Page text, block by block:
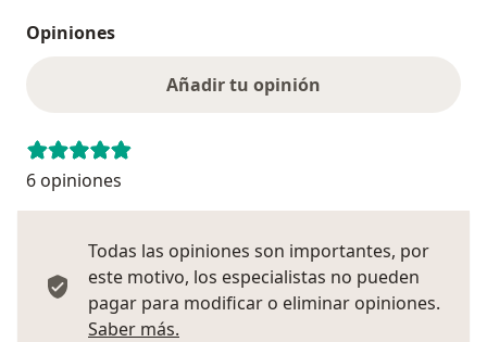
Opiniones
Añadir tu opinión
6 opiniones
Todas las opiniones son importantes, por
este motivo, los especialistas no pueden
pagar para modificar o eliminar opiniones.
Saber más.